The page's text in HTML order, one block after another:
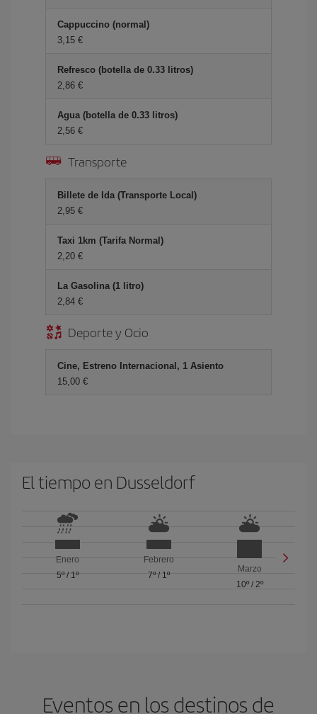
Cappuccino (normal)
3,15 €
Refresco (botella de 0.33 litros)
2,86 €
Agua (botella de 0.33 litros)
2,56 €
Transporte
Billete de Ida (Transporte Local)
2,95 €
Taxi 1km (Tarifa Normal)
2,20 €
La Gasolina (1 litro)
2,84 €
Deporte y Ocio
Cine, Estreno Internacional, 1 Asiento
15,00 €
El tiempo en Dusseldorf
Enero
5º/ 1º
Febrero
7º/ 1º
Marzo
10º/ 2º
Eventos en los destinos de